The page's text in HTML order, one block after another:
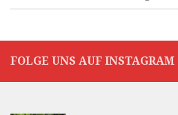
FOLGE UNS AUF INSTAGRAM